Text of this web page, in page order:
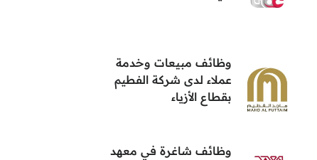
وظائف مبيعات وخدمة
عملاء لدى شركة الفطيم
بقطاع الأزياء
وظائف شاغرة في معهد